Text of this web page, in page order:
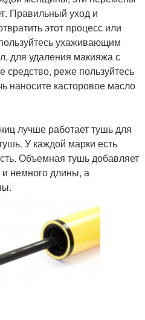
Правильный уход и
этот процесс или
ухаживающим
для удаления макияжа с
средство, реже пользуйтесь
наносите касторовое масло
лучше работает тушь для
У каждой марки есть
Объемная тушь добавляет
немного длины, а